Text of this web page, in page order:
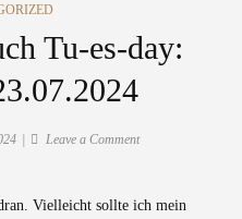
Tu-es-day:
Leave a Commenton
es-
Vielleicht sollte ich mein